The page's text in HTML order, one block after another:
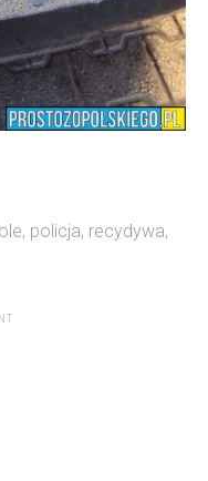
, policja, recydywa,